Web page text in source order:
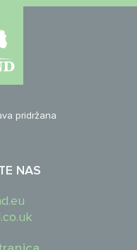
pridržana
NAS